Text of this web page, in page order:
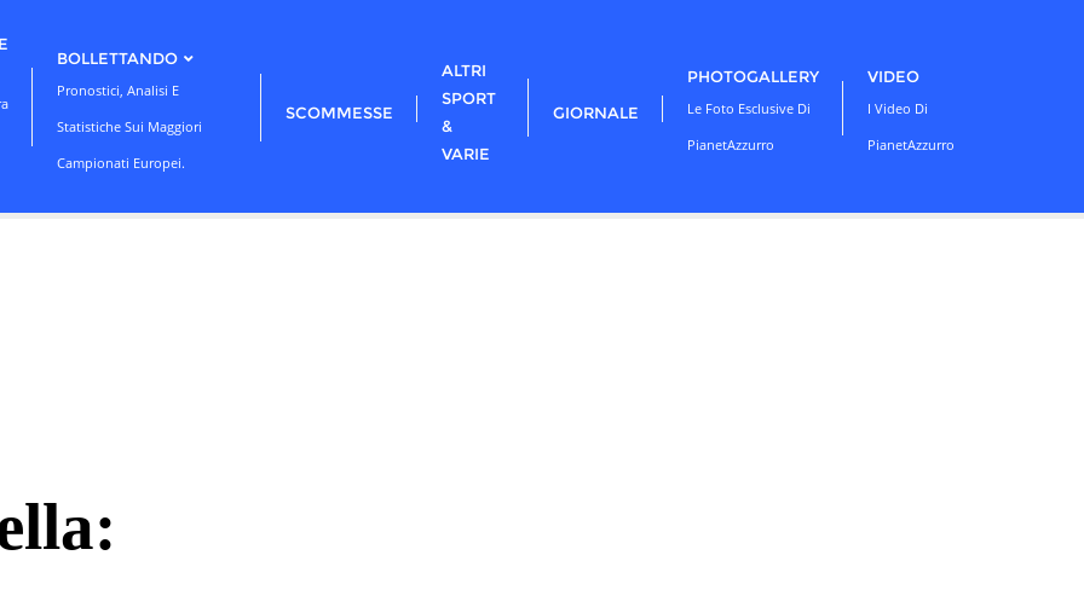
BOLLETTANDO
Pronostici, Analisi E
Statistiche Sui Maggiori
Campionati Europei.
SCOMMESSE
ALTRI
SPORT
&
VARIE
GIORNALE
PHOTOGALLERY
Le Foto Esclusive Di
PianetAzzurro
VIDEO
I Video Di
PianetAzzurro